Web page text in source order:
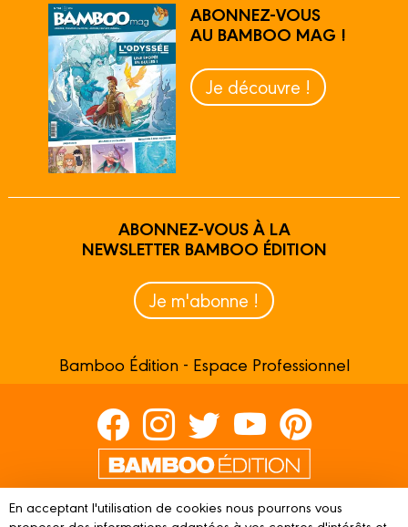
ABONNEZ-VOUS
AU BAMBOO MAG !
Je découvre !
ABONNEZ-VOUS À LA
NEWSLETTER BAMBOO ÉDITION
Je m'abonne !
Bamboo Édition - Espace Professionnel
Contactez-nous
En acceptant l'utilisation de cookies nous pourrons vous